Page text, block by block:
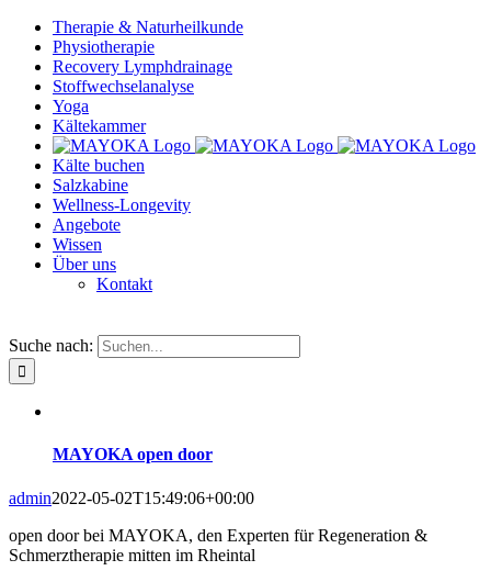
Therapie & Naturheilkunde
Physiotherapie
Recovery Lymphdrainage
Stoffwechselanalyse
Yoga
Kältekammer
Kälte buchen
Salzkabine
Wellness-Longevity
Angebote
Wissen
Über uns
Kontakt
Suche nach:
MAYOKA open door
admin2022-05-02T15:49:06+00:00
open door bei MAYOKA, den Experten für Regeneration &
Schmerztherapie mitten im Rheintal